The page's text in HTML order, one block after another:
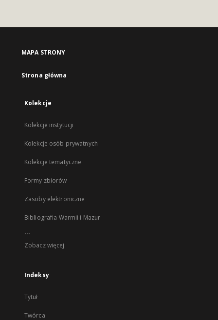
MAPA STRONY
Strona główna
Kolekcje
Kolekcje instytucji
Kolekcje osób prywatnych
Kolekcje tematyczne
Formy zbiorów
Zasoby elektroniczne
Bibliografia Warmii i Mazur
...
Zobacz więcej
Indeksy
Tytuł
Twórca